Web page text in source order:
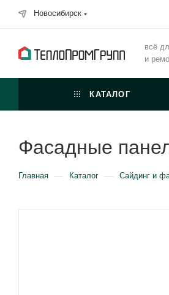
Новосибирск
всё
и
КАТАЛОГ
Фасадные
Главная — Каталог — Сайдинг и